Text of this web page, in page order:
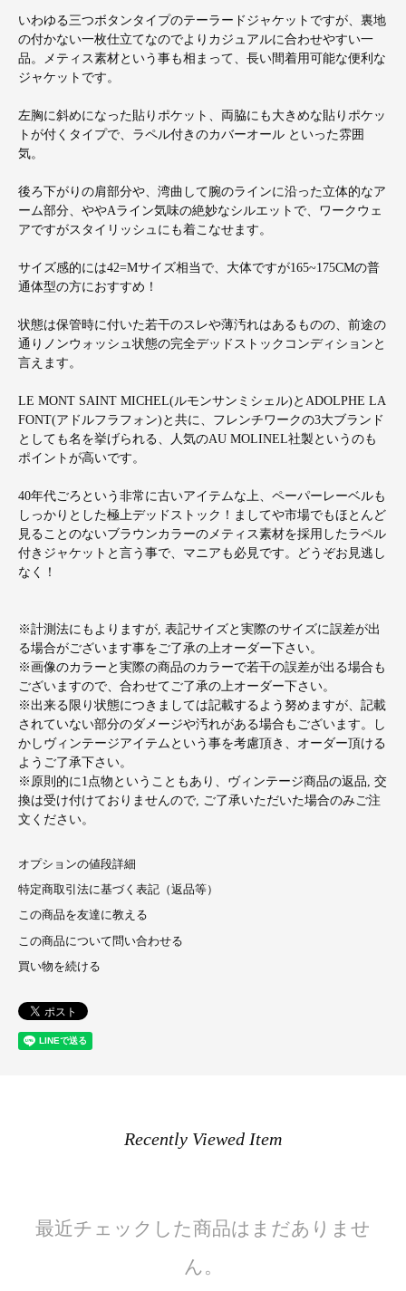
いわゆる三つボタンタイプのテーラードジャケットですが、裏地
の付かない一枚仕立てなのでよりカジュアルに合わせやすい一
品。メティス素材という事も相まって、長い間着用可能な便利な
ジャケットです。
左胸に斜めになった貼りポケット、両脇にも大きめな貼りポケッ
トが付くタイプで、ラペル付きのカバーオール といった雰囲
気。
後ろ下がりの肩部分や、湾曲して腕のラインに沿った立体的なア
ーム部分、ややAライン気味の絶妙なシルエットで、ワークウェ
アですがスタイリッシュにも着こなせます。
サイズ感的には42=Mサイズ相当で、大体ですが165~175CMの普
通体型の方におすすめ！
状態は保管時に付いた若干のスレや薄汚れはあるものの、前途の
通りノンウォッシュ状態の完全デッドストックコンディションと
言えます。
LE MONT SAINT MICHEL(ルモンサンミシェル)とADOLPHE LA
FONT(アドルフラフォン)と共に、フレンチワークの3大ブランド
としても名を挙げられる、人気のAU MOLINEL社製というのも
ポイントが高いです。
40年代ごろという非常に古いアイテムな上、ペーパーレーベルも
しっかりとした極上デッドストック！ましてや市場でもほとんど
見ることのないブラウンカラーのメティス素材を採用したラペル
付きジャケットと言う事で、マニアも必見です。どうぞお見逃し
なく！
※計測法にもよりますが, 表記サイズと実際のサイズに誤差が出
る場合がございます事をご了承の上オーダー下さい。
※画像のカラーと実際の商品のカラーで若干の誤差が出る場合も
ございますので、合わせてご了承の上オーダー下さい。
※出来る限り状態につきましては記載するよう努めますが、記載
されていない部分のダメージや汚れがある場合もございます。し
かしヴィンテージアイテムという事を考慮頂き、オーダー頂ける
ようご了承下さい。
※原則的に1点物ということもあり、ヴィンテージ商品の返品, 交
換は受け付けておりませんので, ご了承いただいた場合のみご注
文ください。
オプションの値段詳細
特定商取引法に基づく表記（返品等）
この商品を友達に教える
この商品について問い合わせる
買い物を続ける
Recently Viewed Item
最近チェックした商品はまだありませ
ん。